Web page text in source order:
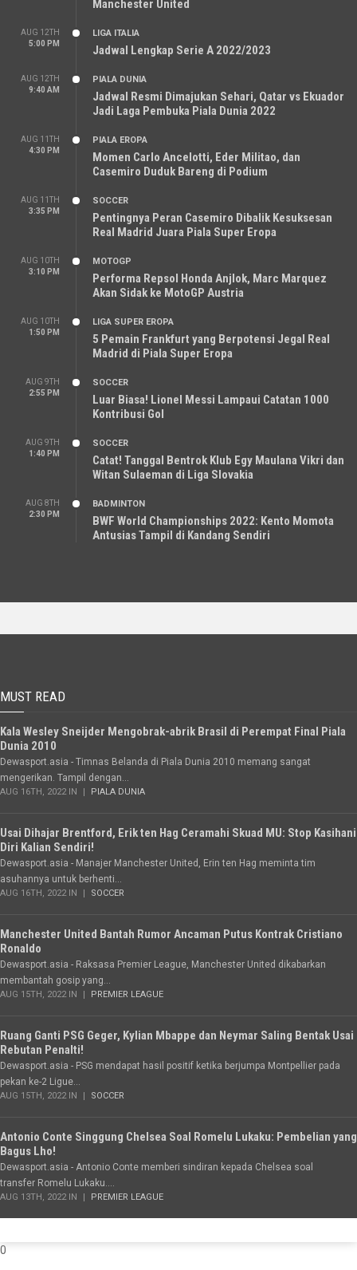
Manchester United
AUG 12TH
5:00 PM
LIGA ITALIA
Jadwal Lengkap Serie A 2022/2023
AUG 12TH
9:40 AM
PIALA DUNIA
Jadwal Resmi Dimajukan Sehari, Qatar vs Ekuador
Jadi Laga Pembuka Piala Dunia 2022
AUG 11TH
4:30 PM
PIALA EROPA
Momen Carlo Ancelotti, Eder Militao, dan
Casemiro Duduk Bareng di Podium
AUG 11TH
3:35 PM
SOCCER
Pentingnya Peran Casemiro Dibalik Kesuksesan
Real Madrid Juara Piala Super Eropa
AUG 10TH
3:10 PM
MOTOGP
Performa Repsol Honda Anjlok, Marc Marquez
Akan Sidak ke MotoGP Austria
AUG 10TH
1:50 PM
LIGA SUPER EROPA
5 Pemain Frankfurt yang Berpotensi Jegal Real
Madrid di Piala Super Eropa
AUG 9TH
2:55 PM
SOCCER
Luar Biasa! Lionel Messi Lampaui Catatan 1000
Kontribusi Gol
AUG 9TH
1:40 PM
SOCCER
Catat! Tanggal Bentrok Klub Egy Maulana Vikri dan
Witan Sulaeman di Liga Slovakia
AUG 8TH
2:30 PM
BADMINTON
BWF World Championships 2022: Kento Momota
Antusias Tampil di Kandang Sendiri
MUST READ
Kala Wesley Sneijder Mengobrak-abrik Brasil di Perempat Final Piala
Dunia 2010
Dewasport.asia - Timnas Belanda di Piala Dunia 2010 memang sangat
mengerikan. Tampil dengan...
AUG 16TH, 2022 IN PIALA DUNIA
Usai Dihajar Brentford, Erik ten Hag Ceramahi Skuad MU: Stop Kasihani
Diri Kalian Sendiri!
Dewasport.asia - Manajer Manchester United, Erin ten Hag meminta tim
asuhannya untuk berhenti...
AUG 16TH, 2022 IN SOCCER
Manchester United Bantah Rumor Ancaman Putus Kontrak Cristiano
Ronaldo
Dewasport.asia - Raksasa Premier League, Manchester United dikabarkan
membantah gosip yang...
AUG 15TH, 2022 IN PREMIER LEAGUE
Ruang Ganti PSG Geger, Kylian Mbappe dan Neymar Saling Bentak Usai
Rebutan Penalti!
Dewasport.asia - PSG mendapat hasil positif ketika berjumpa Montpellier pada
pekan ke-2 Ligue...
AUG 15TH, 2022 IN SOCCER
Antonio Conte Singgung Chelsea Soal Romelu Lukaku: Pembelian yang
Bagus Lho!
Dewasport.asia - Antonio Conte memberi sindiran kepada Chelsea soal
transfer Romelu Lukaku....
AUG 13TH, 2022 IN PREMIER LEAGUE
0